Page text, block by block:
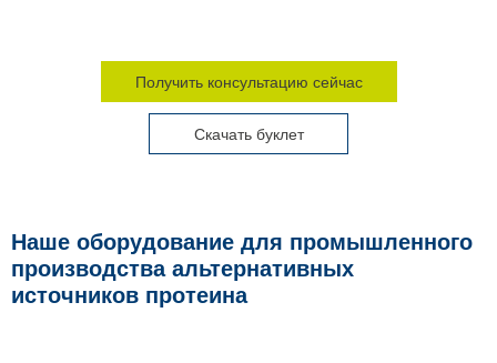
Получить консультацию сейчас
Скачать буклет
Наше оборудование для промышленного
производства альтернативных
источников протеина